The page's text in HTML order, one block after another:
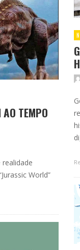
AO TEMPO
realidade
World”